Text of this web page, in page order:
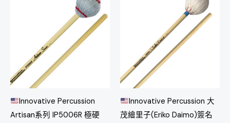
Innovative Percussion
Artisan系列 IP5006R 極硬
Innovative Percussion 大
茂繪里子(Eriko Daimo)簽名